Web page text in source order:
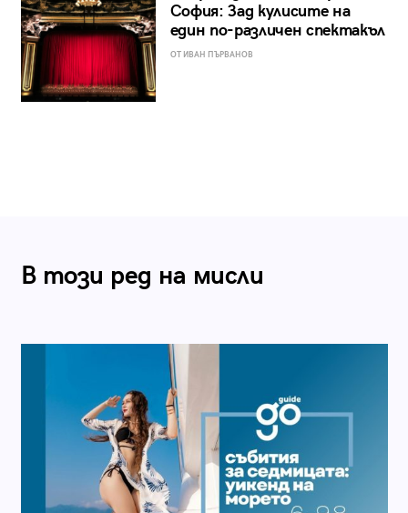
София: Зад кулисите на
един по-различен спектакъл
ОТ ИВАН ПЪРВАНОВ
В този ред на мисли